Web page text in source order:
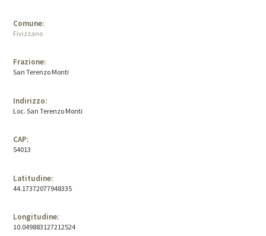
Comune:
Fivizzano
Frazione:
San Terenzo Monti
Indirizzo:
Loc. San Terenzo Monti
CAP:
54013
Latitudine:
44.17372077948335
Longitudine:
10.049883127212524